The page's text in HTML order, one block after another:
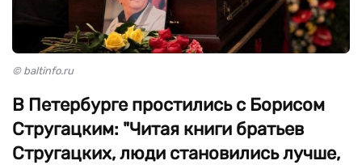
© baltinfo.ru
В Петербурге простились с Борисом
Стругацким: "Читая книги братьев
Стругацких, люди становились лучше,